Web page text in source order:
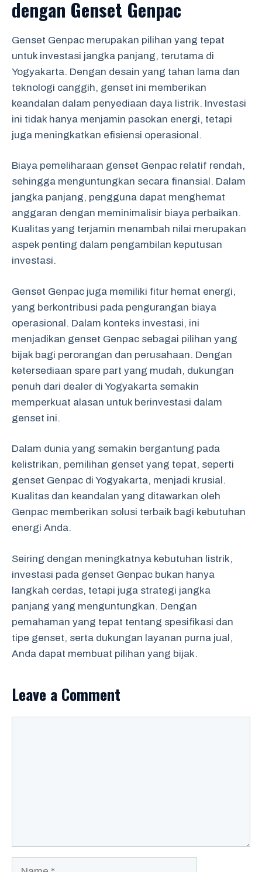
dengan Genset Genpac
Genset Genpac merupakan pilihan yang tepat
untuk investasi jangka panjang, terutama di
Yogyakarta. Dengan desain yang tahan lama dan
teknologi canggih, genset ini memberikan
keandalan dalam penyediaan daya listrik. Investasi
ini tidak hanya menjamin pasokan energi, tetapi
juga meningkatkan efisiensi operasional.
Biaya pemeliharaan genset Genpac relatif rendah,
sehingga menguntungkan secara finansial. Dalam
jangka panjang, pengguna dapat menghemat
anggaran dengan meminimalisir biaya perbaikan.
Kualitas yang terjamin menambah nilai merupakan
aspek penting dalam pengambilan keputusan
investasi.
Genset Genpac juga memiliki fitur hemat energi,
yang berkontribusi pada pengurangan biaya
operasional. Dalam konteks investasi, ini
menjadikan genset Genpac sebagai pilihan yang
bijak bagi perorangan dan perusahaan. Dengan
ketersediaan spare part yang mudah, dukungan
penuh dari dealer di Yogyakarta semakin
memperkuat alasan untuk berinvestasi dalam
genset ini.
Dalam dunia yang semakin bergantung pada
kelistrikan, pemilihan genset yang tepat, seperti
genset Genpac di Yogyakarta, menjadi krusial.
Kualitas dan keandalan yang ditawarkan oleh
Genpac memberikan solusi terbaik bagi kebutuhan
energi Anda.
Seiring dengan meningkatnya kebutuhan listrik,
investasi pada genset Genpac bukan hanya
langkah cerdas, tetapi juga strategi jangka
panjang yang menguntungkan. Dengan
pemahaman yang tepat tentang spesifikasi dan
tipe genset, serta dukungan layanan purna jual,
Anda dapat membuat pilihan yang bijak.
Leave a Comment